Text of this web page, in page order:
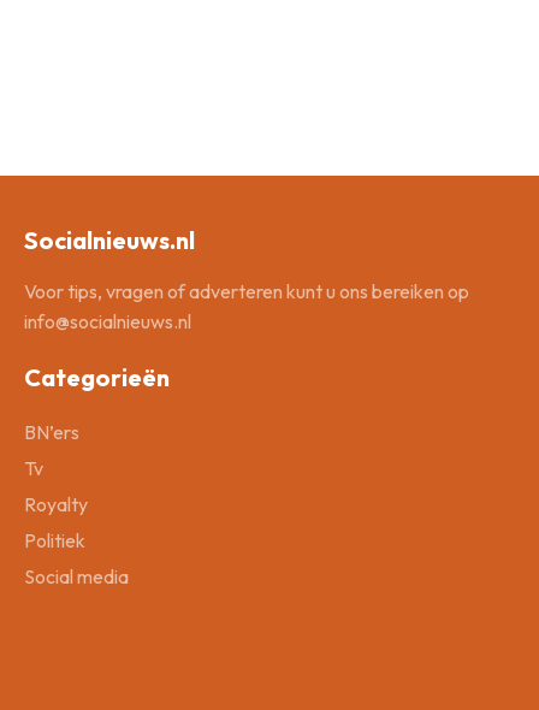
Socialnieuws.nl
Voor tips, vragen of adverteren kunt u ons bereiken op
info@socialnieuws.nl
Categorieën
BN’ers
Tv
Royalty
Politiek
Social media